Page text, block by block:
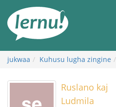
maudhui
jukwaa Kuhusu lugha zingine
Ruslano kaj
Ludmila